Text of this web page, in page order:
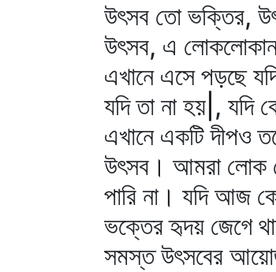
উৎসব তো ভক্তির,
উৎসব, এ
এখানে এসে পড়ছে
যদি তা না হয়|, যদি
এখানে একটি দীপও
উৎসব। আমরা লোক
পারি না। যদি আজ
ভক্তের হৃদয় জেগে
সমস্ত উৎসবের